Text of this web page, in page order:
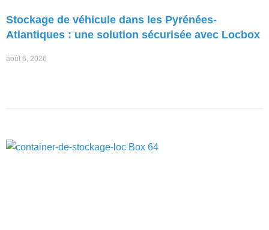
Stockage de véhicule dans les Pyrénées-
Atlantiques : une solution sécurisée avec Locbox
août 6, 2026